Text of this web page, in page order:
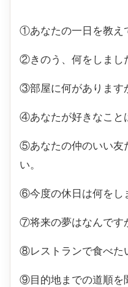
①あなたの一日を教え
②きのう、何をしまし
③部屋に何があります
④あなたが好きなこと
⑤あなたの仲のいい友
い。
⑥今度の休日は何をし
⑦将来の夢はなんです
⑧レストランで食べた
⑨目的地までの道順を